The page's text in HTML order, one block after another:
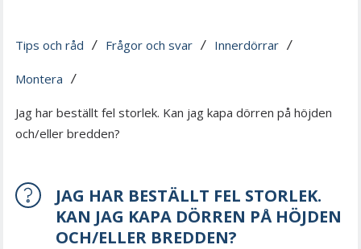
Tips och råd / Frågor och svar / Innerdörrar /
Montera /
Jag har beställt fel storlek. Kan jag kapa dörren på höjden
och/eller bredden?
JAG HAR BESTÄLLT FEL STORLEK.
KAN JAG KAPA DÖRREN PÅ HÖJDEN
OCH/ELLER BREDDEN?